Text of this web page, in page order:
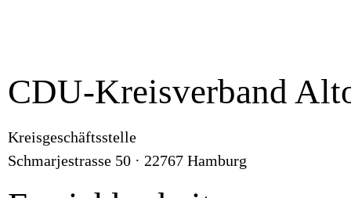
CDU-Kreisverband
Kreisgeschäftsstelle
Schmarjestrasse 50 · 22767 Hamburg